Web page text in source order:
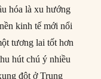
hóa là xu hướng
kinh tế mới nổi
tương lai tốt hơn
hút chú ý nhiều
đột ở Trung